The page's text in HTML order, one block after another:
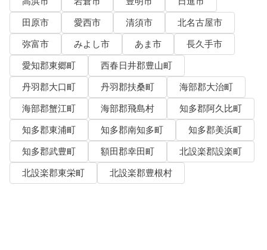
田原市
愛西市 清須市
北名古屋市
弥富市
みよし市 あま市
長久手市
愛知郡東郷町
西春日井郡豊山町
丹羽郡大口町
丹羽郡扶桑町
海部郡大治町
海部郡蟹江町
海部郡飛島村
知多郡阿久比町
知多郡東浦町
知多郡南知多町
知多郡美浜町
知多郡武豊町
額田郡幸田町
北設楽郡設楽町
北設楽郡東栄町
北設楽郡豊根村